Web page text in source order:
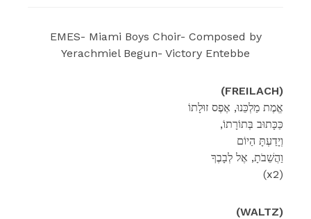
EMES- Miami Boys Choir- Composed by
Yerachmiel Begun- Victory Entebbe
(FREILACH)
אֱמֶת מַלְכֵּנוּ, אֶפֶס זוּלָתוֹ
,כַּכָּתוּב בְּתוֹרָתוֹ
וְיָדַעְתָּ הַיוֹם
וַהֲשֵׁבֹתָ, אֶל לְבָבֶךָ
(x2)
(WALTZ)